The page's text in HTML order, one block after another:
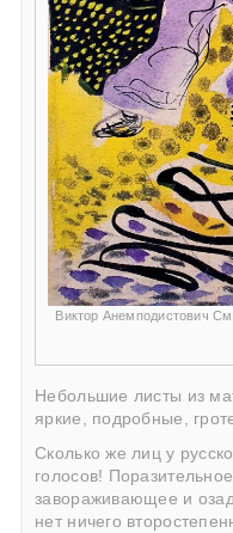
Виктор Анемподистович
Небольшие листы из
яркие, подробные,
Сколько же лиц у
голосов!
завораживающее и
нет ничего